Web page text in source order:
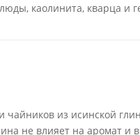
каолинита, кварца и
из исинской
не влияет на аромат и